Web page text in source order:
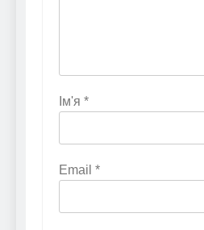
Ім'я *
Email *